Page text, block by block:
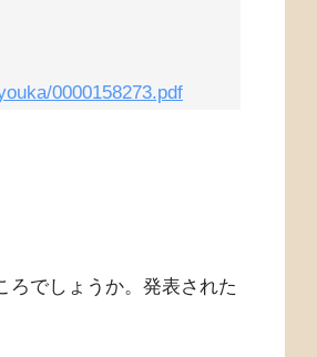
0000158273.pdf
ろでしょうか。発表された